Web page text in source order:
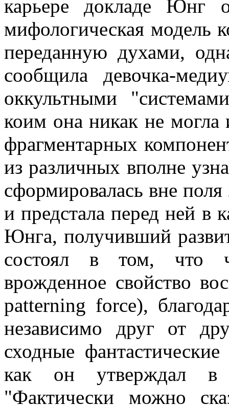
карьере докладе Юнг
мифологическая модель
переданную духами,
сообщила девочка-
оккультными
коим она никак не могла
фрагментарных
из различных вполне
сформировалась вне поля
и предстала перед ней в
Юнга, получивший
состоял в том, что
врожденное свойство
patterning force),
независимо друг от
сходные
как он утверждал в
"Фактически можно